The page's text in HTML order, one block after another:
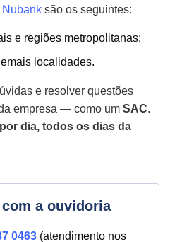
são os seguintes:
e regiões metropolitanas;
localidades.
e resolver questões
empresa — como um SAC.
dia, todos os dias da
a ouvidoria
0463 (atendimento nos